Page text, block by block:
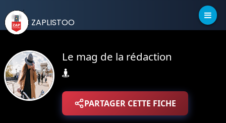
ZAPLISTOO
Le mag de la rédaction
PARTAGER CETTE FICHE